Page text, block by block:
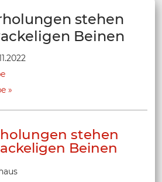
stehen
Beinen
stehen
Beinen